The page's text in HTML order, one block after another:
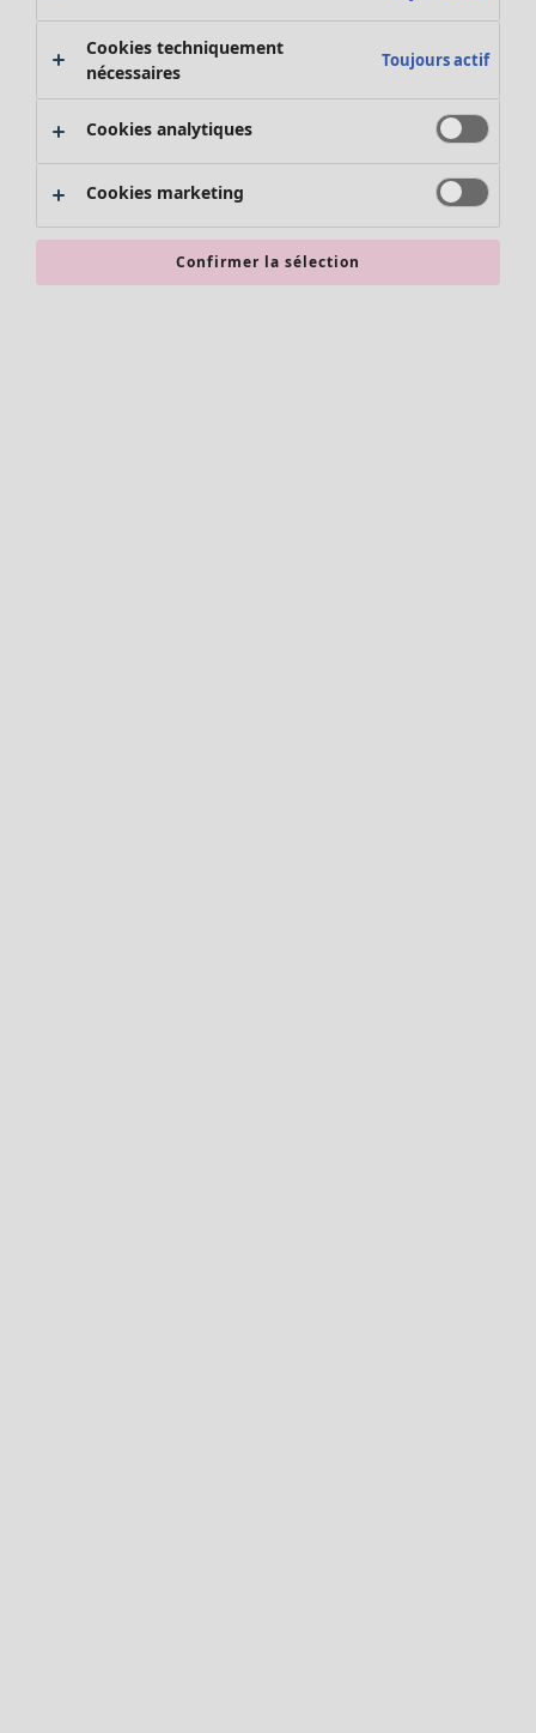
Promos SOLDES
Les promos de Gudrun Sjödén
Nouvel arrivage
Bonnes affaires en soldes - jusqu'à -70
Cookies techniquement
nécessaires
Toujours actif
Cookies analytiques
Cookies marketing
Confirmer la sélection